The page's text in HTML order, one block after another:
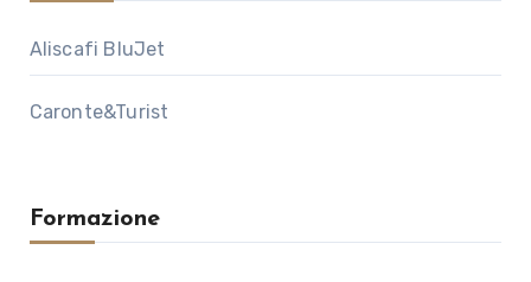
Aliscafi BluJet
Caronte&Turist
Formazione